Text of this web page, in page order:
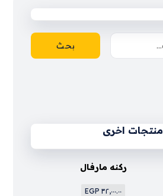
بحث
منتجات اخرى
ركنه مارفال
EGP ٣٢,٠٠٠.٠٠